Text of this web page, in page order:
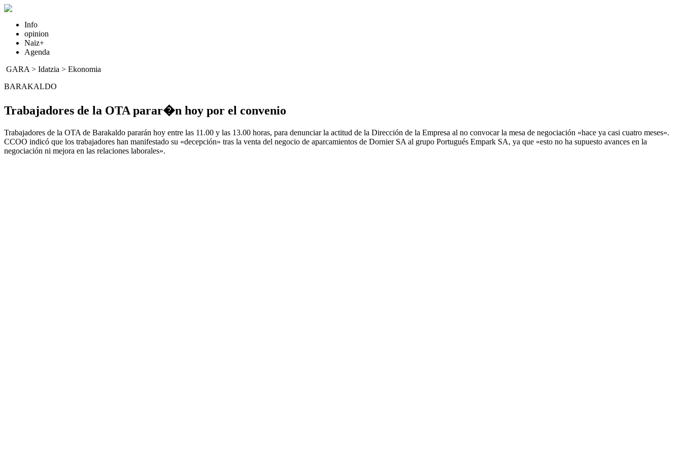
Info
opinion
Naiz+
Agenda
GARA > Idatzia > Ekonomia
BARAKALDO
Trabajadores de la OTA parar�n hoy por el convenio
Trabajadores de la OTA de Barakaldo pararán hoy entre las 11.00 y las 13.00 horas, para denunciar la actitud de la Dirección de la Empresa al no convocar la mesa de negociación «hace ya casi cuatro meses».
CCOO indicó que los trabajadores han manifestado su «decepción» tras la venta del negocio de aparcamientos de Dornier SA al grupo Portugués Empark SA, ya que «esto no ha supuesto avances en la
negociación ni mejora en las relaciones laborales».